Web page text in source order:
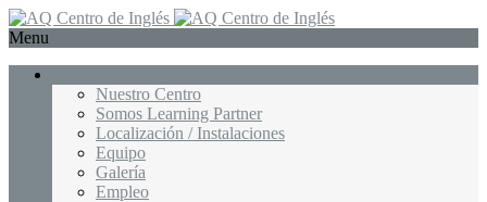
Menu
Nuestro Centro
Somos Learning Partner
Localización / Instalaciones
Equipo
Galería
Empleo